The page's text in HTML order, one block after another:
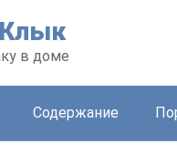
в доме
Содержание